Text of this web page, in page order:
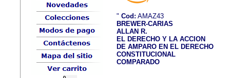
" Cod: AMAZ43
BREWER-CARIAS
ALLAN R.
EL DERECHO Y LA ACCION
DE AMPARO EN EL DERECHO
CONSTITUCIONAL
COMPARADO